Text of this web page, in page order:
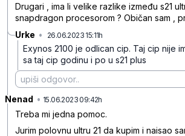
Drugari , ima li velike razlike između s21
snapdragon procesorom ? Običan sam ,
Urke • 26.06.2023 15:11h
Exynos 2100 je odlican cip. Taj cip nije
sa taj cip godinu i po u s21 plus
Nenad • 15.06.2023 09:42h
Treba mi jedna pomoc.
Jurim polovnu ultru 21 da kupim i naisao